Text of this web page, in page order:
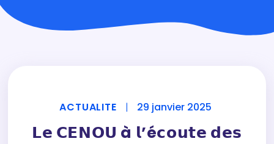
ACTUALITE | 29 janvier 2025
𝗟𝗲 𝗖𝗘𝗡𝗢𝗨 à 𝗹’é𝗰𝗼𝘂𝘁𝗲 𝗱𝗲𝘀